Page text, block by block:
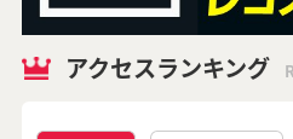
アクセスランキング